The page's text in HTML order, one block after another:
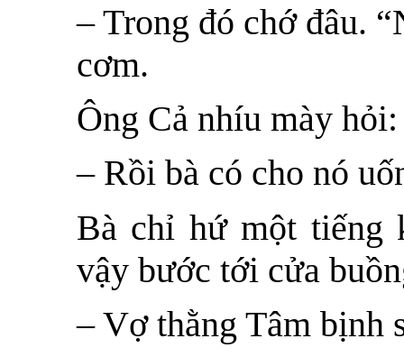
– Trong đó chớ đâu.
cơm.
Ông Cả nhíu mày hỏi:
– Rồi bà có cho nó
Bà chỉ hứ một tiếng
vậy bước tới cửa
– Vợ thằng Tâm bịnh